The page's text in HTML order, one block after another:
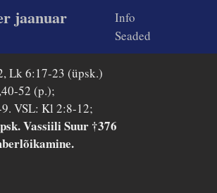
jaanuar
Info
Seaded
Lk 6:17-23 (üpsk.)
52 (p.);
VSL: Kl 2:8-12;
Vassiili Suur †376